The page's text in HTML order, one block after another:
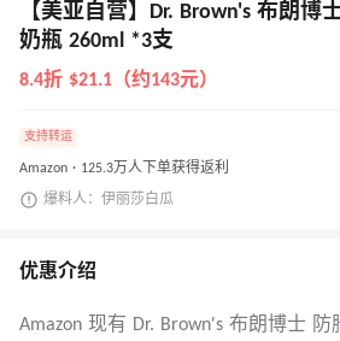
【美亚自营】Dr. Brown's 布朗博
奶瓶 260ml *3支
8.4折 $21.1（约143元）
支持转运
Amazon · 125.3万人下单获得返利
爆料人：伊丽莎白瓜
优惠介绍
Amazon 现有 Dr. Brown's 布朗博士